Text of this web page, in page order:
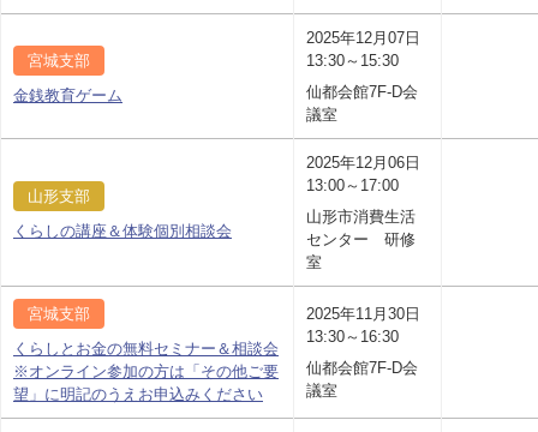
宮城支部
金銭教育ゲーム
2025年12月07日
13:30～15:30
仙都会館7F-D会
議室
山形支部
くらしの講座＆体験個別相談会
2025年12月06日
13:00～17:00
山形市消費生活
センター 研修
室
宮城支部
くらしとお金の無料セミナー＆相談会
※オンライン参加の方は「その他ご要
望」に明記のうえお申込みください
2025年11月30日
13:30～16:30
仙都会館7F-D会
議室